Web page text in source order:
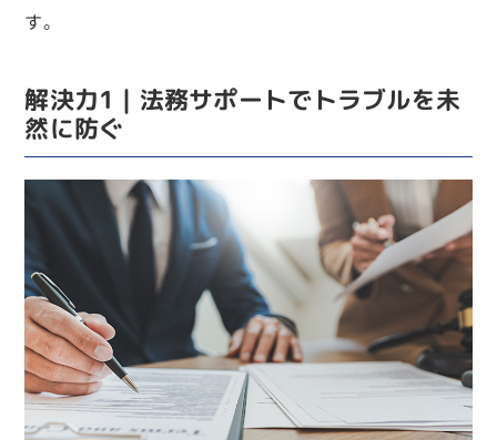
す。
解決力1｜法務サポートでトラブルを未
然に防ぐ